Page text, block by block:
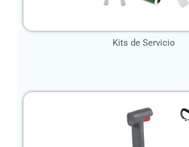
Kits de Servicio